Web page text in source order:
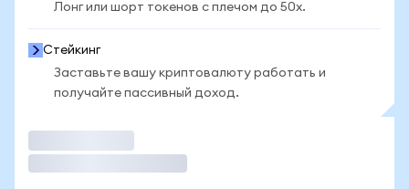
Лонг или шорт токенов с плечом до 50x.
Стейкинг
Заставьте вашу криптовалюту работать и
получайте пассивный доход.